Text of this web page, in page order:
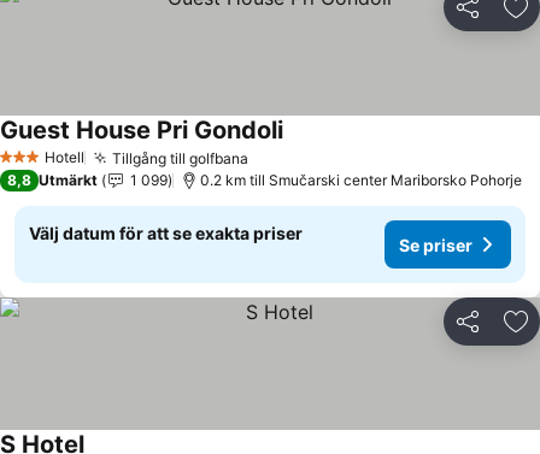
Dela
3 StjärnorHotell Tillgång till golfbana
Guest House Pri GondoliSe priser
8,8 Utmärkt 1 099 0.2 km till Smučarski center Mariborsko Pohorje
Välj datum för att se exakta priser
Se priser
Dela
S Hotel